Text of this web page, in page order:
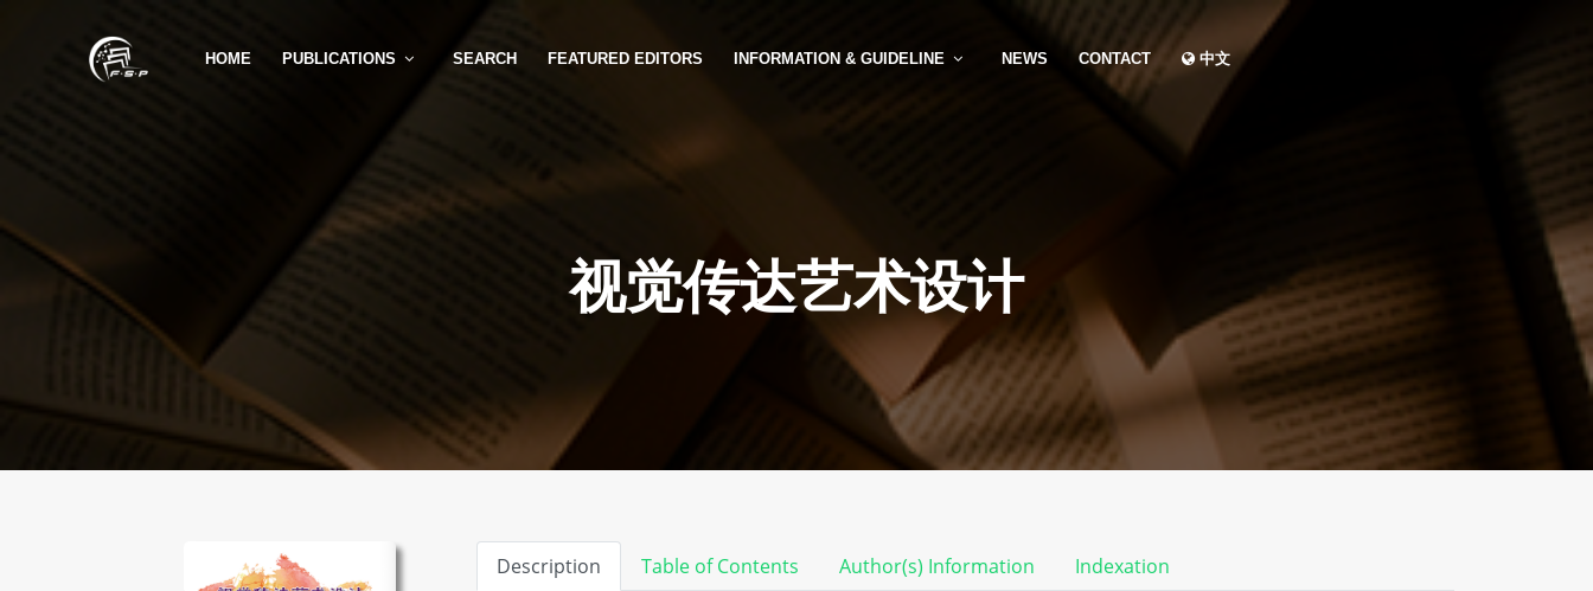
HOME PUBLICATIONS SEARCH FEATURED EDITORS INFORMATION & GUIDELINE NEWS CONTACT 中文
视觉传达艺术设计
Description Table of Contents Author(s) Information Indexation